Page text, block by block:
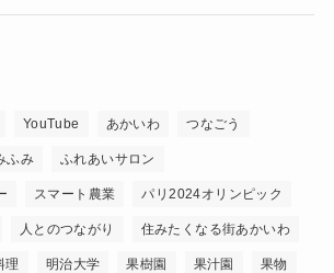
YouTube あかいわ つなごう
ふみ ふれあいサロン
スマート農業 パリ2024オリンピック
人とのつながり 住みたくなる街あかいわ
理 明治大学 果樹園 果汁園 果物